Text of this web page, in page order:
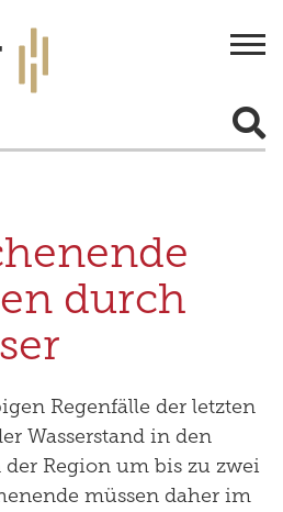
durch
Regenfälle der letzten
Wasserstand in den
der Region um bis zu zwei
müssen daher im